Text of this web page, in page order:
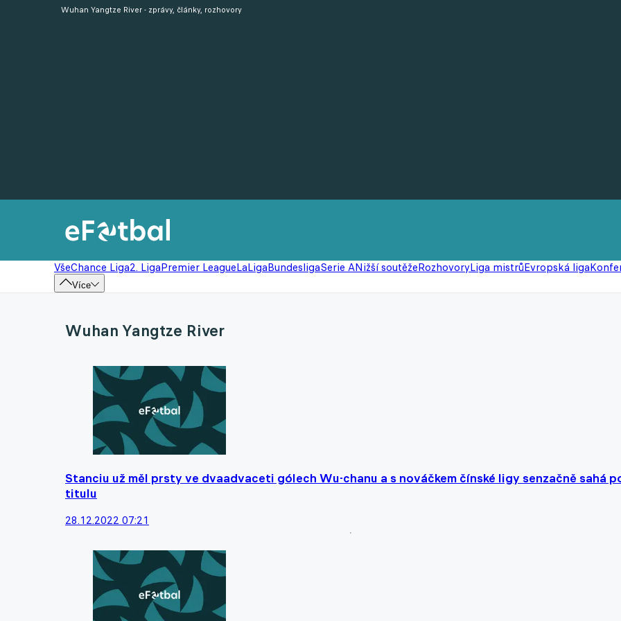
VšeChance Liga2. LigaPremier LeagueLaLigaBundesligaSerie ANižší soutěžeRozhovoryLiga mistrůEvropská liga
Více
Wuhan Yangtze River - zprávy, články, rozhovory
Wuhan Yangtze River
Stanciu už měl prsty ve dvaadvaceti gólech Wu-chanu a s nováčkem čínské ligy senzačně sahá
titulu
28.12.2022 07:21